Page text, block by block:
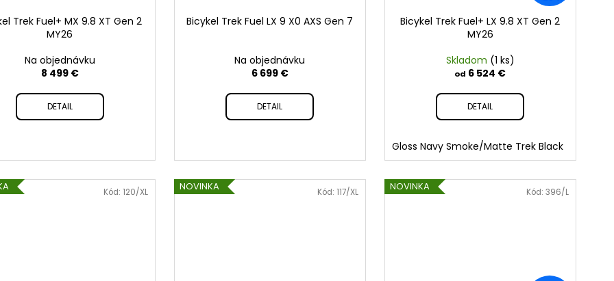
Trek Fuel+ MX 9.8 XT Gen 2
MY26
Na objednávku
8 499 €
DETAIL
Bicykel Trek Fuel LX 9 X0 AXS Gen 7
Na objednávku
6 699 €
DETAIL
Bicykel Trek Fuel+ LX 9.8 XT Gen 2
MY26
Skladom (1 ks)
od 6 524 €
DETAIL
Gloss Navy Smoke/Matte Trek Black
Kód:120/XL NOVINKA Kód: 117/XL NOVINKA Kód: 396/L